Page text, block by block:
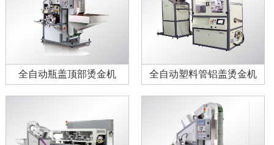
全自动瓶盖顶部烫金机 全自动塑料管铝盖烫金机